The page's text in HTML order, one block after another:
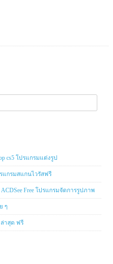
cs5 โปรแกรมแต่งรูป
รแกรมสแกนไวรัสฟรี
Free โปรแกรมจัดการรูปภาพ
ๆ
ล่าสุด ฟรี